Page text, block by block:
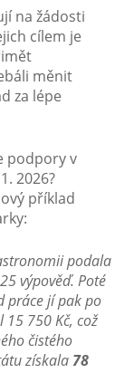
na žádosti
cílem je
měnit
za lépe
podpory v
2026?
příklad
podala
výpověď. Poté
práce jí pak po
15 750 Kč, což
čistého
získala 78